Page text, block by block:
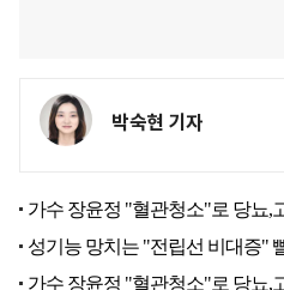
박숙현 기자